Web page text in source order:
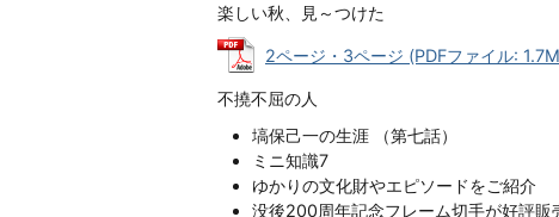
楽しい秋、見～つけた
2ページ・3ページ (PDFファイル:
不撓不屈の人
塙保己一の生涯 （第七話）
ミニ知識7
ゆかりの文化財やエピソードをご紹介
没後200周年記念フレーム切手が好評販